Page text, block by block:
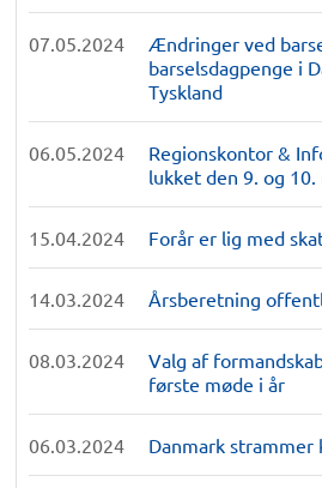
07.05.2024
Ændringer ved
barselsdagpenge i
Tyskland
06.05.2024
Regionskontor &
lukket den 9. og 10.
15.04.2024 Forår er lig med
14.03.2024 Årsberetning
08.03.2024
Valg af
første møde i år
06.03.2024 Danmark